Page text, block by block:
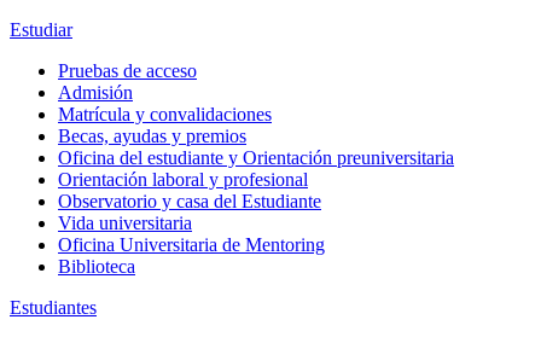
Estudiar
Pruebas de acceso
Admisión
Matrícula y convalidaciones
Becas, ayudas y premios
Oficina del estudiante y Orientación preuniversitaria
Orientación laboral y profesional
Observatorio y casa del Estudiante
Vida universitaria
Oficina Universitaria de Mentoring
Biblioteca
Estudiantes